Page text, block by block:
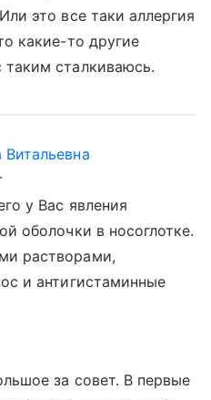
это все таки аллергия
какие-то другие
сталкиваюсь.
у Вас явления
оболочки в носоглотке.
растворами,
и антигистаминные
за совет. В первые